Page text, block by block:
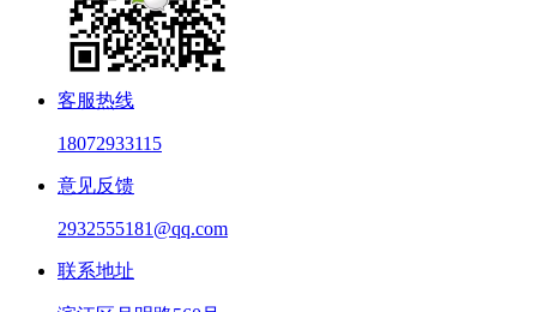
客服热线
18072933115
意见反馈
2932555181@qq.com
联系地址